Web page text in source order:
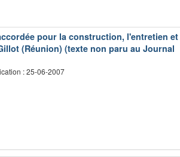
pour la construction, l'entretien et
(Réunion) (texte non paru au Journal
: 25-06-2007